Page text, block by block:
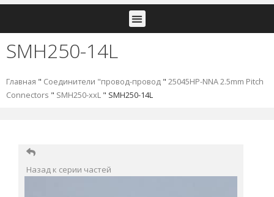
SMH250-14L
Главная " Соединители "провод-провод " 25045HP-NNA 2.5mm Pitch
Connectors " SMH250-xxL " SMH250-14L
Назад к серии частей